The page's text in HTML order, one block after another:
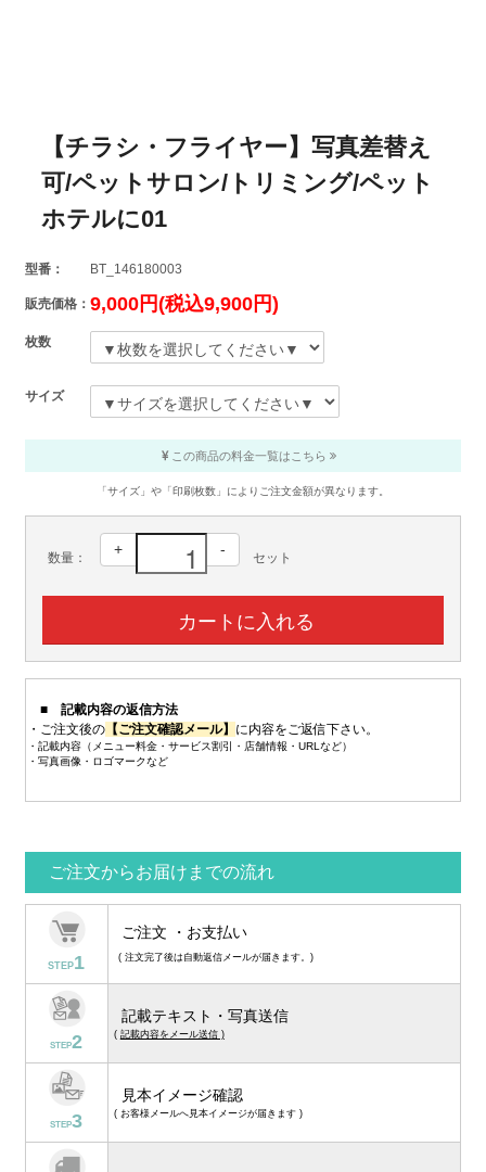
【チラシ・フライヤー】写真差替え
可/ペットサロン/トリミング/ペット
ホテルに01
型番： BT_146180003
販売価格： 9,000円(税込9,900円)
枚数
サイズ
この商品の料金一覧はこちら
「サイズ」や「印刷枚数」によりご注文金額が異なります。
数量：
+ -
セット
■ 記載内容の返信方法
・ご注文後の【ご注文確認メール】 に内容をご返信下さい。
・記載内容（メニュー料金・サービス割引・店舗情報・URLなど）
・写真画像・ロゴマークなど
ご注文からお届けまでの流れ
STEP1
ご注文 ・お支払い
( 注文完了後は自動返信メールが届きます。)
STEP2
記載テキスト・写真送信
( 記載内容をメール送信 )
STEP3
見本イメージ確認
( お客様メールへ見本イメージが届きます )